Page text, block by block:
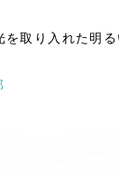
を取り入れた明